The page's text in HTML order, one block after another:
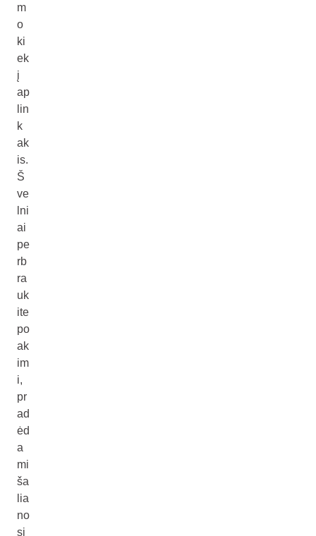
m
o
ki
ek
į
ap
lin
k
ak
is.
Š
ve
lni
ai
pe
rb
ra
uk
ite
po
ak
im
i,
pr
ad
ėd
a
mi
ša
lia
no
si